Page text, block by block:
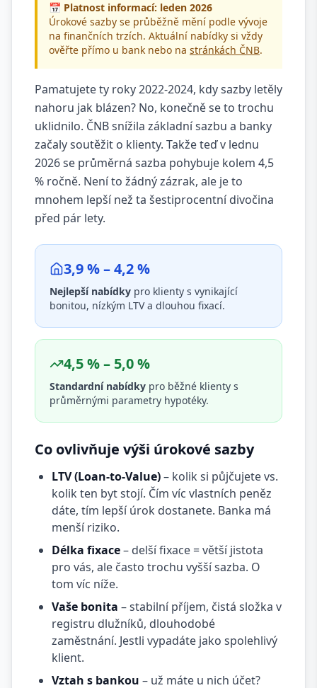
📅 Platnost informací: leden 2026
Úrokové sazby se průběžně mění podle vývoje
na finančních trzích. Aktuální nabídky si vždy
ověřte přímo u bank nebo na stránkách ČNB.
Pamatujete ty roky 2022-2024, kdy sazby letěly
nahoru jak blázen? No, konečně se to trochu
uklidnilo. ČNB snížila základní sazbu a banky
začaly soutěžit o klienty. Takže teď v lednu
2026 se průměrná sazba pohybuje kolem 4,5
% ročně. Není to žádný zázrak, ale je to
mnohem lepší než ta šestiprocentní divočina
před pár lety.
3,9 % – 4,2 %
Nejlepší nabídky pro klienty s vynikající
bonitou, nízkým LTV a dlouhou fixací.
4,5 % – 5,0 %
Standardní nabídky pro běžné klienty s
průměrnými parametry hypotéky.
Co ovlivňuje výši úrokové sazby
LTV (Loan-to-Value)– kolik si půjčujete vs.
kolik ten byt stojí. Čím víc vlastních peněz
dáte, tím lepší úrok dostanete. Banka má
menší riziko.
Délka fixace– delší fixace = větší jistota
pro vás, ale často trochu vyšší sazba. O
tom víc níže.
Vaše bonita – stabilní příjem, čistá složka v
registru dlužníků, dlouhodobé
zaměstnání. Jestli vypadáte jako spolehlivý
klient.
Vztah s bankou – už máte u nich účet?